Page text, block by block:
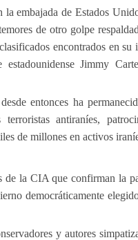
la embajada de Estados
de otro golpe
encontrados en
Jimmy
entonces ha
antiraníes,
de millones en activos
de la CIA que confirman la
democráticamente
y autores